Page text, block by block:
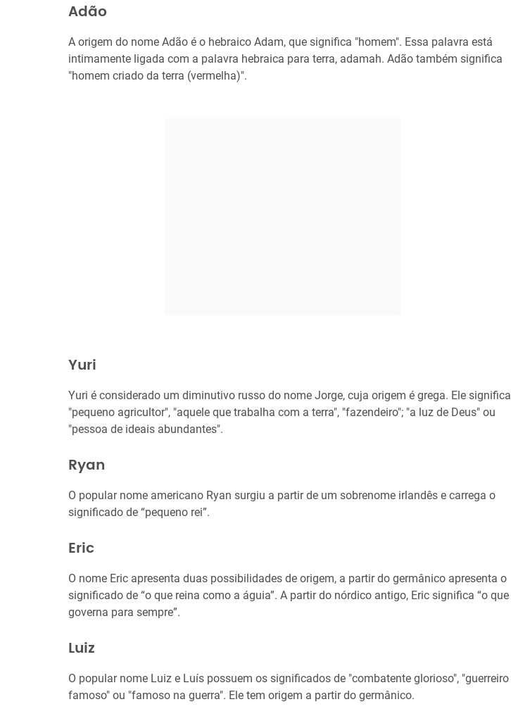
Adão
A origem do nome Adão é o hebraico Adam, que significa "homem". Essa palavra está
intimamente ligada com a palavra hebraica para terra, adamah. Adão também significa
"homem criado da terra (vermelha)".
Yuri
Yuri é considerado um diminutivo russo do nome Jorge, cuja origem é grega. Ele significa
"pequeno agricultor", "aquele que trabalha com a terra", "fazendeiro"; "a luz de Deus" ou
"pessoa de ideais abundantes".
Ryan
O popular nome americano Ryan surgiu a partir de um sobrenome irlandês e carrega o
significado de “pequeno rei”.
Eric
O nome Eric apresenta duas possibilidades de origem, a partir do germânico apresenta o
significado de “o que reina como a águia”. A partir do nórdico antigo, Eric significa “o que
governa para sempre”.
Luiz
O popular nome Luiz e Luís possuem os significados de "combatente glorioso", "guerreiro
famoso" ou "famoso na guerra". Ele tem origem a partir do germânico.